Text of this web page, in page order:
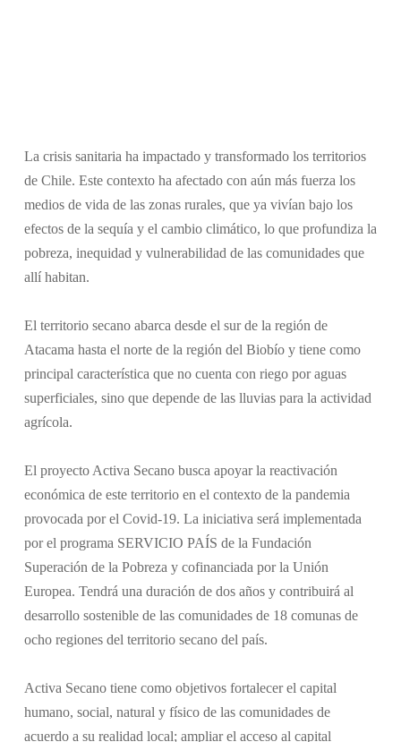
La crisis sanitaria ha impactado y transformado los territorios
de Chile. Este contexto ha afectado con aún más fuerza los
medios de vida de las zonas rurales, que ya vivían bajo los
efectos de la sequía y el cambio climático, lo que profundiza la
pobreza, inequidad y vulnerabilidad de las comunidades que
allí habitan.
El territorio secano abarca desde el sur de la región de
Atacama hasta el norte de la región del Biobío y tiene como
principal característica que no cuenta con riego por aguas
superficiales, sino que depende de las lluvias para la actividad
agrícola.
El proyecto Activa Secano busca apoyar la reactivación
económica de este territorio en el contexto de la pandemia
provocada por el Covid-19. La iniciativa será implementada
por el programa SERVICIO PAÍS de la Fundación
Superación de la Pobreza y cofinanciada por la Unión
Europea. Tendrá una duración de dos años y contribuirá al
desarrollo sostenible de las comunidades de 18 comunas de
ocho regiones del territorio secano del país.
Activa Secano tiene como objetivos fortalecer el capital
humano, social, natural y físico de las comunidades de
acuerdo a su realidad local; ampliar el acceso al capital